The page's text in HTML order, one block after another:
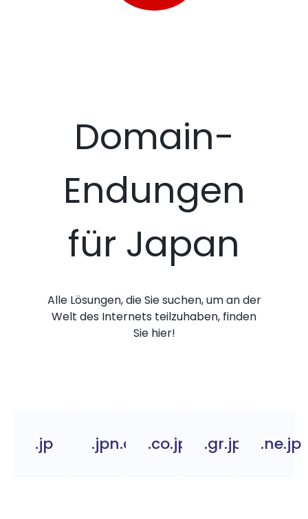
Domain-
Endungen
für Japan
Alle Lösungen, die Sie suchen, um an der
Welt des Internets teilzuhaben, finden
Sie hier!
.jp .jpn.com.co.jp .gr.jp .ne.jp